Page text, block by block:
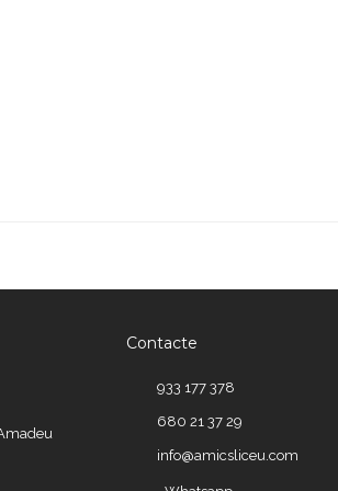
Contacte
933 177 378
680 21 37 29
info@amicsliceu.com